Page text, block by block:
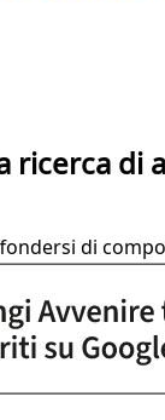
ricerca di
di